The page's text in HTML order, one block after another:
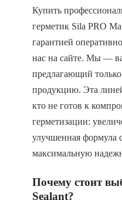
Купить
герметик Sila PRO
гарантией
нас на сайте. Мы —
предлагающий
продукцию. Эта
кто не готов к
герметизации:
улучшенная формула
максимальную
Почему стоит
Sealant?